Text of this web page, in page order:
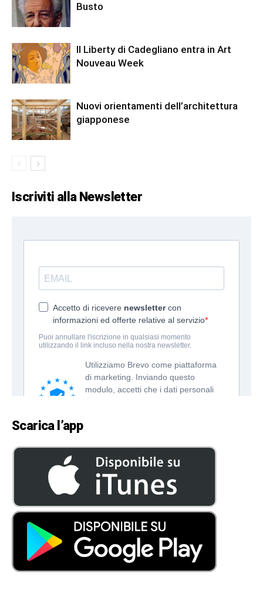
Busto
Il Liberty di Cadegliano entra in Art
Nouveau Week
Nuovi orientamenti dell’architettura
giapponese
Iscriviti alla Newsletter
Scarica l’app